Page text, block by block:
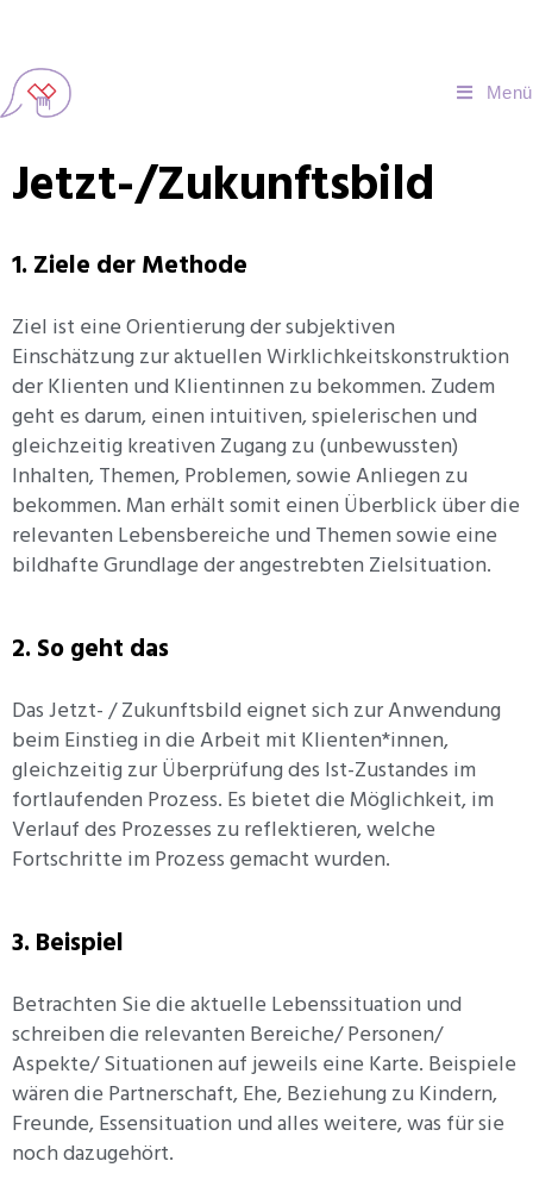
Menü
Jetzt-/Zukunftsbild
1. Ziele der Methode
Ziel ist eine Orientierung der subjektiven
Einschätzung zur aktuellen Wirklichkeitskonstruktion
der Klienten und Klientinnen zu bekommen. Zudem
geht es darum, einen intuitiven, spielerischen und
gleichzeitig kreativen Zugang zu (unbewussten)
Inhalten, Themen, Problemen, sowie Anliegen zu
bekommen. Man erhält somit einen Überblick über die
relevanten Lebensbereiche und Themen sowie eine
bildhafte Grundlage der angestrebten Zielsituation.
2. So geht das
Das Jetzt- / Zukunftsbild eignet sich zur Anwendung
beim Einstieg in die Arbeit mit Klienten*innen,
gleichzeitig zur Überprüfung des Ist-Zustandes im
fortlaufenden Prozess. Es bietet die Möglichkeit, im
Verlauf des Prozesses zu reflektieren, welche
Fortschritte im Prozess gemacht wurden.
3. Beispiel
Betrachten Sie die aktuelle Lebenssituation und
schreiben die relevanten Bereiche/ Personen/
Aspekte/ Situationen auf jeweils eine Karte. Beispiele
wären die Partnerschaft, Ehe, Beziehung zu Kindern,
Freunde, Essensituation und alles weitere, was für sie
noch dazugehört.